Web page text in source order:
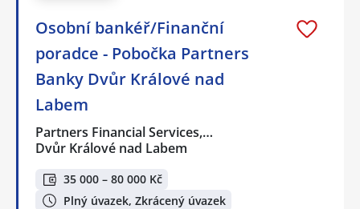
Osobní bankéř/Finanční
poradce - Pobočka Partners
Banky Dvůr Králové nad
Labem
Partners Financial Services,…
Dvůr Králové nad Labem
35 000 – 80 000 Kč
Plný úvazek, Zkrácený úvazek